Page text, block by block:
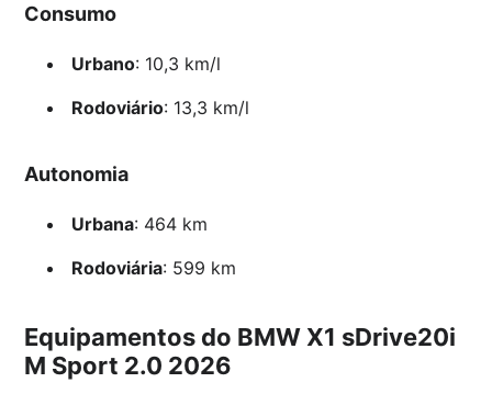
Consumo
Urbano: 10,3 km/l
Rodoviário: 13,3 km/l
Autonomia
Urbana: 464 km
Rodoviária: 599 km
Equipamentos do BMW X1 sDrive20i
M Sport 2.0 2026